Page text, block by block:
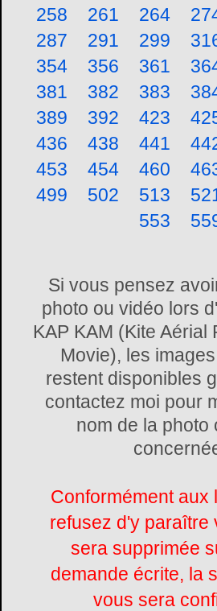
258
261 264
287
291 299
354
356 361
381
382 383
389
392 423
436
438 441
453
454 460
499
502 513
553
Si vous pensez
photo ou vidéo lors
KAP KAM (Kite Aérial
Movie), les
restent disponibles
contactez moi pour
nom de la photo
Conformément aux
refusez d'y paraître
sera supprimée
demande écrite, la
vous sera